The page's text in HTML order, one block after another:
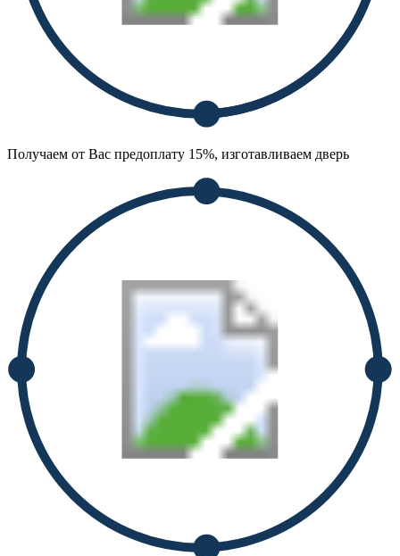
Получаем от Вас предоплату 15%, изготавливаем дверь